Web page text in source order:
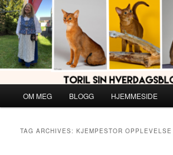
Skip
to
primary
content
Skip
to
secondary
content
OM MEG BLOGG HJEMMESIDE
TAG ARCHIVES:KJEMPESTOR OPPLEVELSE